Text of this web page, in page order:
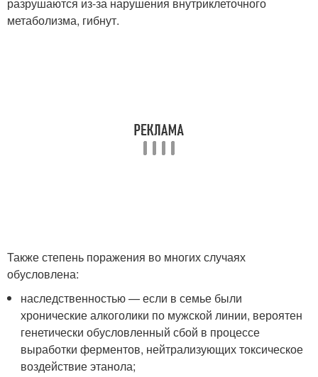
метаболизма, гибнут.
Также степень поражения во многих случаях
обусловлена:
наследственностью — если в семье были
хронические алкоголики по мужской линии, вероятен
генетически обусловленный сбой в процессе
выработки ферментов, нейтрализующих токсическое
воздействие этанола;